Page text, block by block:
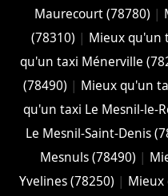
Maurecourt (78780) |
(78310) | Mieux qu'un
qu'un taxi Ménerville
(78490) | Mieux qu'un
qu'un taxi Le Mesnil-le-
Le Mesnil-Saint-Denis
Mesnuls (78490) |
Yvelines (78250) | Mieux